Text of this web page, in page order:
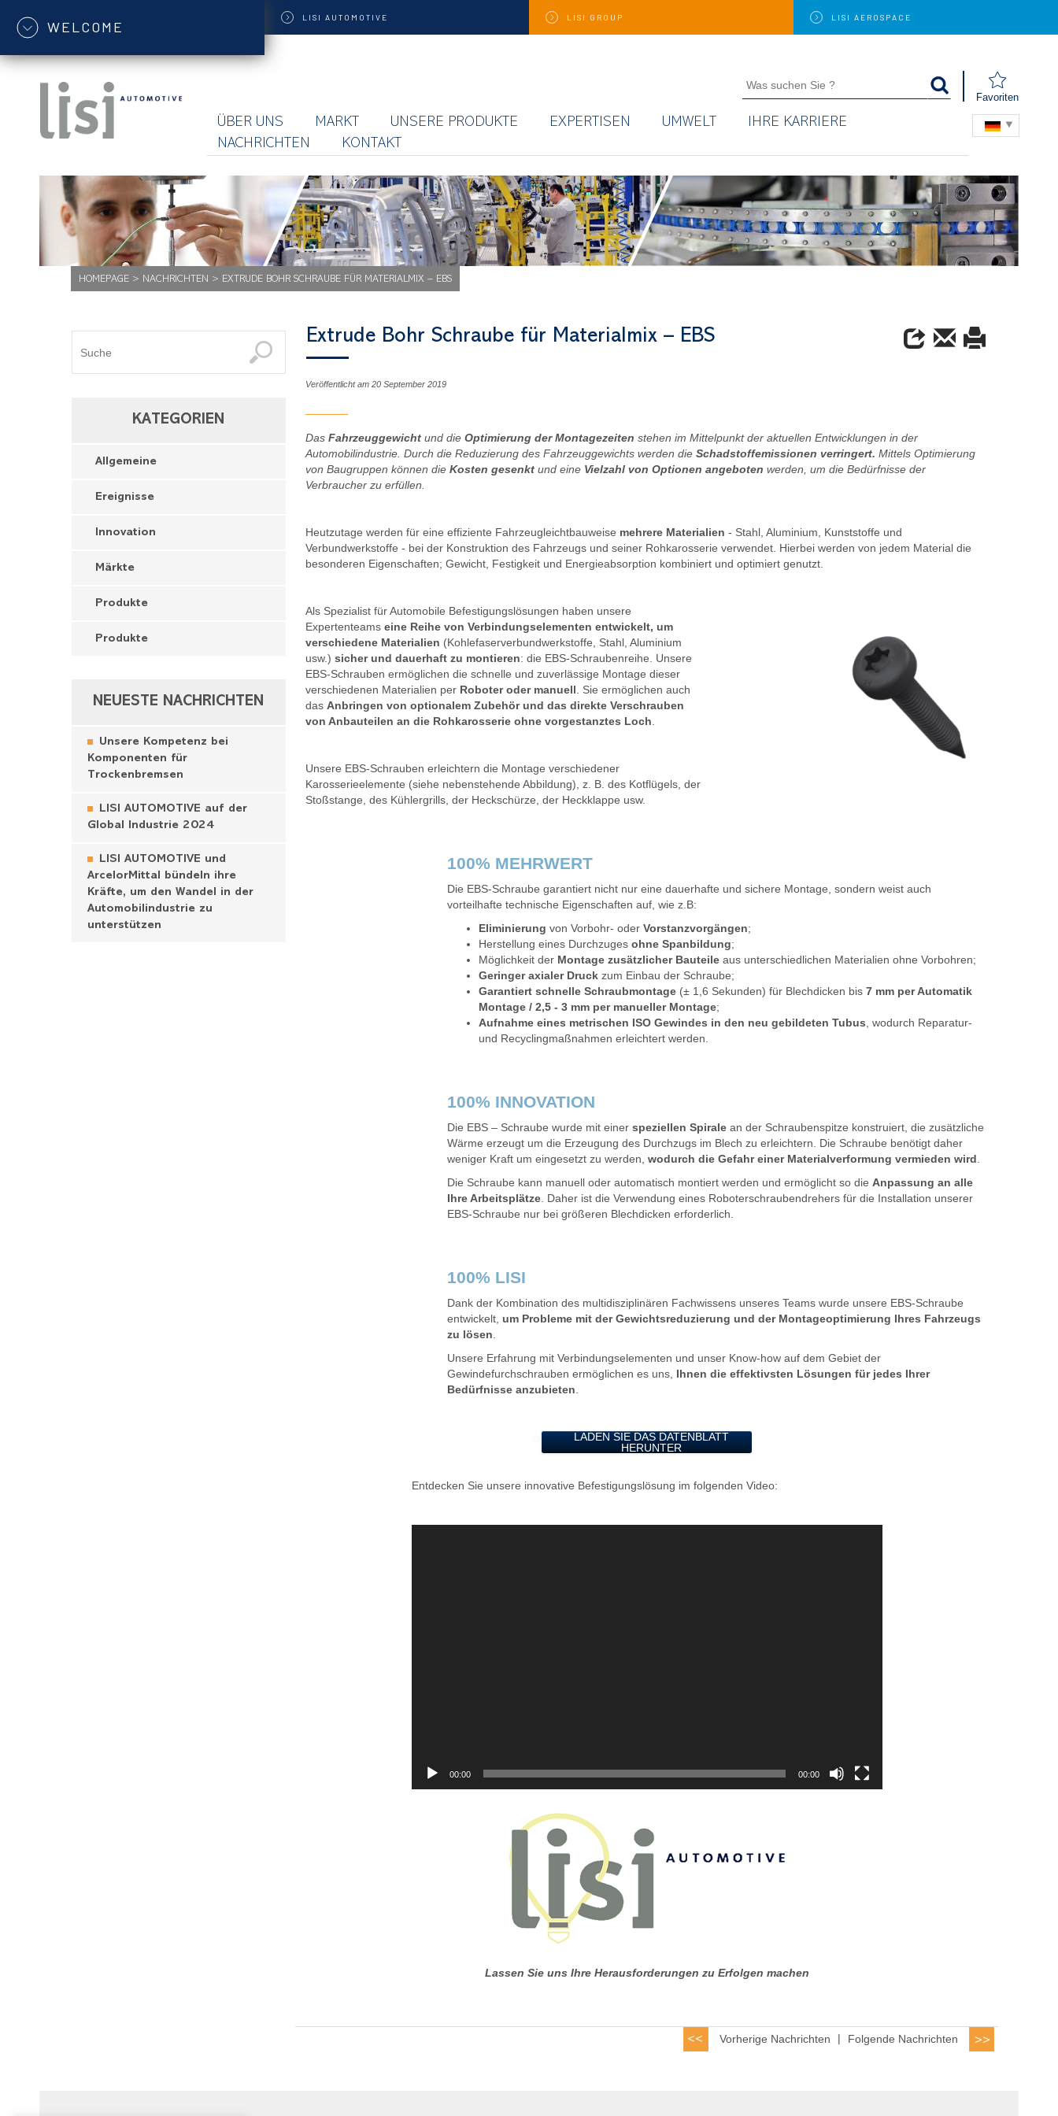
WELCOME
LISI AUTOMOTIVE LISI GROUP LISI AEROSPACE
Favoriten
ÜBER UNS MARKT UNSERE PRODUKTE EXPERTISEN UMWELT
IHRE KARRIERE
NACHRICHTEN
KONTAKT
HOMEPAGE> NACHRICHTEN > EXTRUDE BOHR SCHRAUBE FÜR MATERIALMIX – EBS
KATEGORIEN
Allgemeine
Ereignisse
Innovation
Märkte
Produkte
Produkte
NEUESTE NACHRICHTEN
Unsere Kompetenz bei
Komponenten für
Trockenbremsen
LISI AUTOMOTIVE auf der
Global Industrie 2024
LISI AUTOMOTIVE und
ArcelorMittal bündeln ihre
Kräfte, um den Wandel in der
Automobilindustrie zu
unterstützen
Extrude Bohr Schraube für Materialmix – EBS
Veröffentlicht am 20 September 2019
Das Fahrzeuggewicht und die Optimierung der Montagezeiten stehen im Mittelpunkt der aktuellen Entwicklungen in der
Automobilindustrie. Durch die Reduzierung des Fahrzeuggewichts werden die Schadstoffemissionen verringert. Mittels Optimierung
von Baugruppen können die Kosten gesenkt und eine Vielzahl von Optionen angeboten werden, um die Bedürfnisse der
Verbraucher zu erfüllen.
Heutzutage werden für eine effiziente Fahrzeugleichtbauweise mehrere Materialien - Stahl, Aluminium, Kunststoffe und
Verbundwerkstoffe - bei der Konstruktion des Fahrzeugs und seiner Rohkarosserie verwendet. Hierbei werden von jedem Material die
besonderen Eigenschaften; Gewicht, Festigkeit und Energieabsorption kombiniert und optimiert genutzt.
Als Spezialist für Automobile Befestigungslösungen haben unsere
Expertenteams eine Reihe von Verbindungselementen entwickelt, um
verschiedene Materialien (Kohlefaserverbundwerkstoffe, Stahl, Aluminium
usw.) sicher und dauerhaft zu montieren: die EBS-Schraubenreihe. Unsere
EBS-Schrauben ermöglichen die schnelle und zuverlässige Montage dieser
verschiedenen Materialien per Roboter oder manuell . Sie ermöglichen auch
das Anbringen von optionalem Zubehör und das direkte Verschrauben
von Anbauteilen an die Rohkarosserie ohne vorgestanztes Loch
Unsere EBS-Schrauben erleichtern die Montage verschiedener
Karosserieelemente (siehe nebenstehende Abbildung), z. B. des Kotflügels, der
Stoßstange, des Kühlergrills, der Heckschürze, der Heckklappe usw.
100% MEHRWERT
Die EBS-Schraube garantiert nicht nur eine dauerhafte und sichere Montage, sondern weist auch
vorteilhafte technische Eigenschaften auf, wie z.B:
Eliminierung von Vorbohr- oder Vorstanzvorgängen;
Herstellung eines Durchzuges ohne Spanbildung;
Möglichkeit der Montage zusätzlicher Bauteileaus unterschiedlichen Materialien ohne Vorbohren;
Geringer axialer Druckzum Einbau der Schraube;
Garantiert schnelle Schraubmontage(± 1,6 Sekunden) für Blechdicken bis 7 mm per Automatik
Montage / 2,5 - 3 mm per manueller Montage;
Aufnahme eines metrischen ISO Gewindes in den neu gebildeten Tubus , wodurch Reparatur-
und Recyclingmaßnahmen erleichtert werden.
100% INNOVATION
Die EBS – Schraube wurde mit einer speziellen Spiralean der Schraubenspitze konstruiert, die zusätzliche
Wärme erzeugt um die Erzeugung des Durchzugs im Blech zu erleichtern. Die Schraube benötigt daher
weniger Kraft um eingesetzt zu werden, wodurch die Gefahr einer Materialverformung vermieden wird
Die Schraube kann manuell oder automatisch montiert werden und ermöglicht so die Anpassung an alle
Ihre Arbeitsplätze. Daher ist die Verwendung eines Roboterschraubendrehers für die Installation unserer
EBS-Schraube nur bei größeren Blechdicken erforderlich.
100% LISI
Dank der Kombination des multidisziplinären Fachwissens unseres Teams wurde unsere EBS-Schraube
entwickelt, um Probleme mit der Gewichtsreduzierung und der Montageoptimierung Ihres Fahrzeugs
zu lösen
Unsere Erfahrung mit Verbindungselementen und unser Know-how auf dem Gebiet der
Gewindefurchschrauben ermöglichen es uns, Ihnen die effektivsten Lösungen für jedes Ihrer
Bedürfnisse anzubieten
LADEN SIE DAS DATENBLATT
HERUNTER
Entdecken Sie unsere innovative Befestigungslösung im folgenden Video:
00:00 00:00
Lassen Sie uns Ihre Herausforderungen zu Erfolgen machen
Vorherige Nachrichten | Folgende Nachrichten